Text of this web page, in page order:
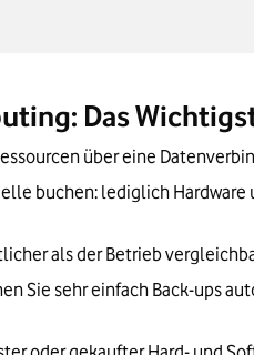
Das
über eine
buchen: lediglich
als der Betrieb
Sie sehr einfach Back-ups